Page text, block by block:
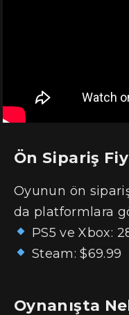
Ön Sipariş
Oyunun ön
da platformlara
PS5 ve Xbox:
Steam: $69.99
Oynanışta